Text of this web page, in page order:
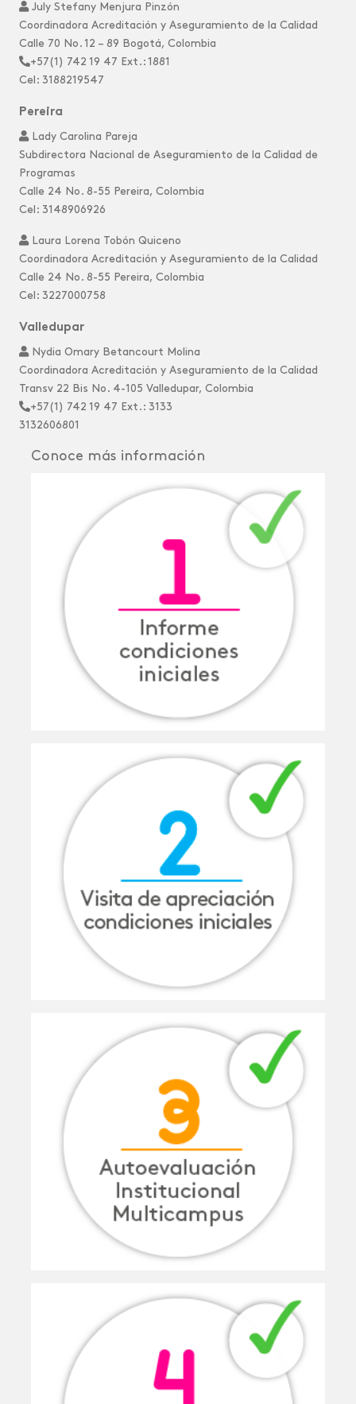
July Stefany Menjura Pinzón
Coordinadora Acreditación y Aseguramiento de la Calidad
Calle 70 No. 12 – 89 Bogotá, Colombia
+57(1) 742 19 47 Ext.: 1881
Cel: 3188219547
Pereira
Lady Carolina Pareja
Subdirectora Nacional de Aseguramiento de la Calidad de
Programas
Calle 24 No. 8-55 Pereira, Colombia
Cel: 3148906926
Laura Lorena Tobón Quiceno
Coordinadora Acreditación y Aseguramiento de la Calidad
Calle 24 No. 8-55 Pereira, Colombia
Cel: 3227000758
Valledupar
Nydia Omary Betancourt Molina
Coordinadora Acreditación y Aseguramiento de la Calidad
Transv 22 Bis No. 4-105 Valledupar, Colombia
+57(1) 742 19 47 Ext.: 3133
3132606801
Conoce más información